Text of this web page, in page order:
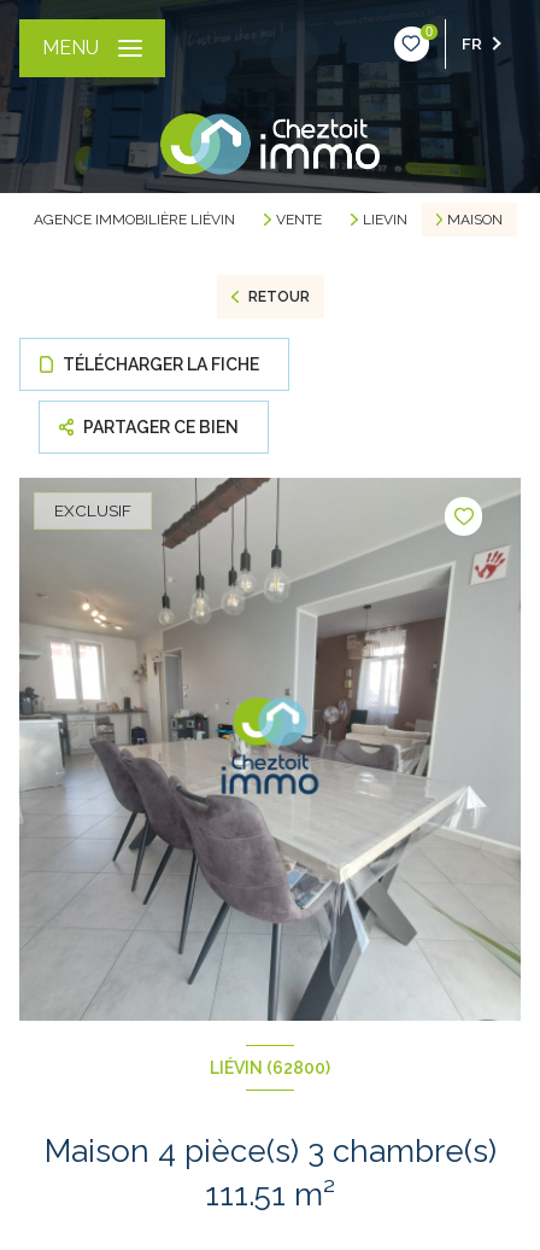
0
FR
MENU
AGENCE IMMOBILIÈRE LIÉVIN VENTE LIEVIN MAISON
RETOUR
TÉLÉCHARGER LA FICHE
PARTAGER CE BIEN
EXCLUSIF
LIÉVIN (62800)
Maison 4 pièce(s) 3 chambre(s)
111.51 m²